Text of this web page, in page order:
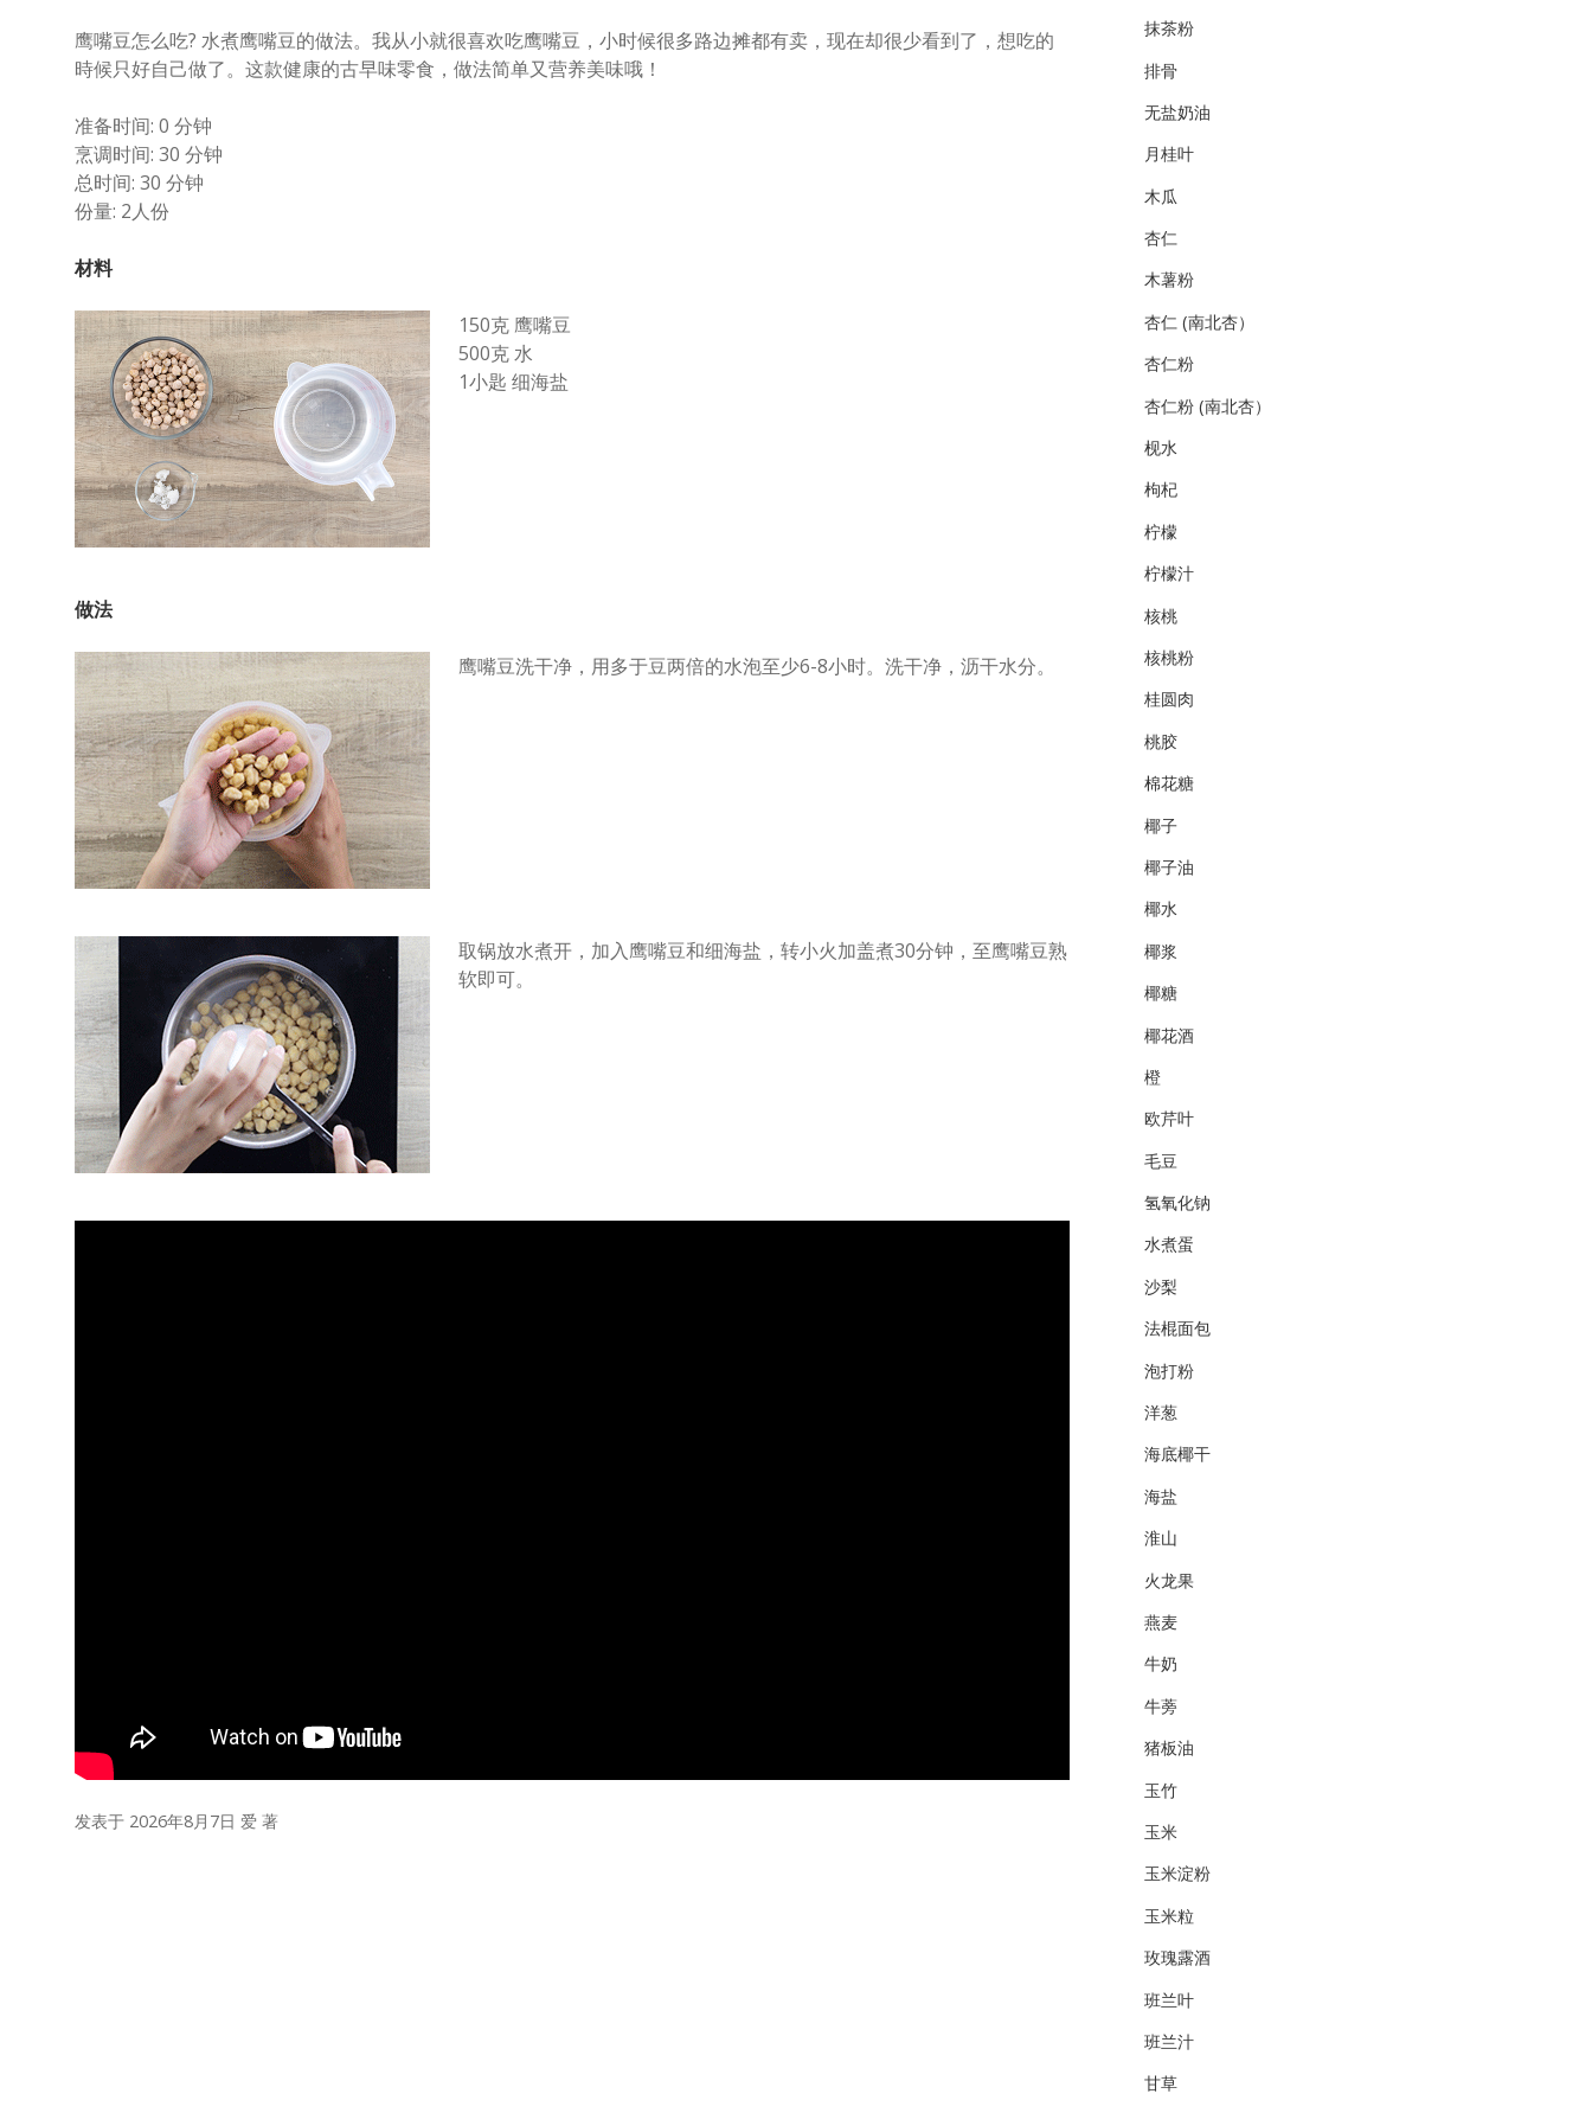
鹰嘴豆怎么吃? 水煮鹰嘴豆的做法。我从小就很喜欢吃鹰嘴豆，小时候很多路边摊都有卖，现在却很少看到了，想吃的
時候只好自己做了。这款健康的古早味零食，做法简单又营养美味哦！
准备时间: 0 分钟
烹调时间: 30 分钟
总时间: 30 分钟
份量: 2人份
材料
150克 鹰嘴豆
500克 水
1小匙 细海盐
做法
鹰嘴豆洗干净，用多于豆两倍的水泡至少6-8小时。洗干净，沥干水分。
取锅放水煮开，加入鹰嘴豆和细海盐，转小火加盖煮30分钟，至鹰嘴豆熟
软即可。
发表于 2026年8月7日 爱 著
抹茶粉
排骨
无盐奶油
月桂叶
木瓜
杏仁
木薯粉
杏仁 (南北杏）
杏仁粉
杏仁粉 (南北杏）
枧水
枸杞
柠檬
柠檬汁
核桃
核桃粉
桂圆肉
桃胶
棉花糖
椰子
椰子油
椰水
椰浆
椰糖
椰花酒
橙
欧芹叶
毛豆
氢氧化钠
水煮蛋
沙梨
法棍面包
泡打粉
洋葱
海底椰干
海盐
淮山
火龙果
燕麦
牛奶
牛蒡
猪板油
玉竹
玉米
玉米淀粉
玉米粒
玫瑰露酒
班兰叶
班兰汁
甘草